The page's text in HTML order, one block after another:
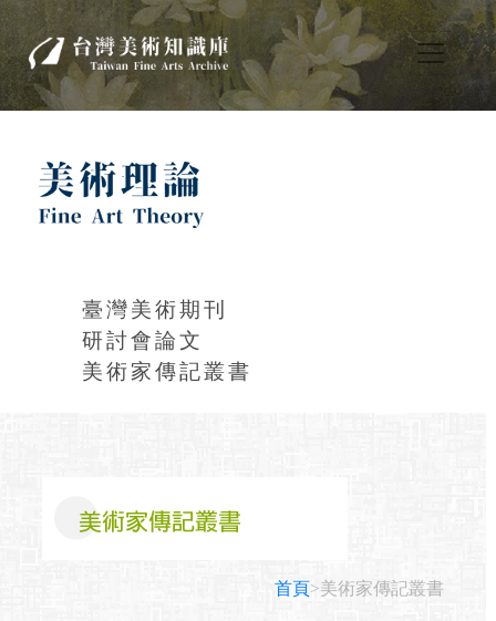
臺灣美術期刊
研討會論文
美術家傳記叢書
首頁>美術家傳記叢書